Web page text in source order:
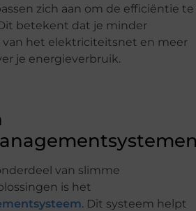
zich aan om de efficiëntie te
betekent dat je minder
het elektriciteitsnet en meer
je energieverbruik.
van slimme
is het
. Dit systeem helpt